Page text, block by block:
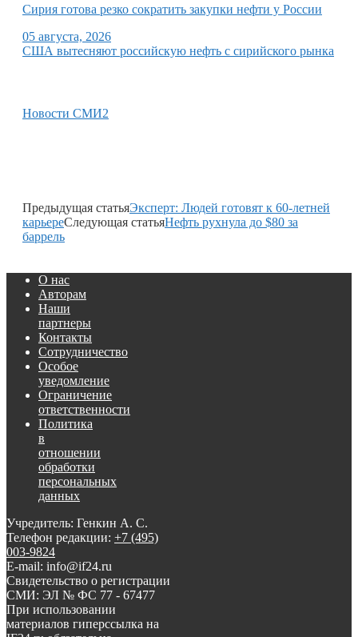
Сирия готова резко сократить закупки нефти у России
05 августа, 2026
США вытесняют российскую нефть с сирийского рынка
Новости СМИ2
Предыдущая статьяЭксперт: Людей готовят к 60-летней
карьереСледующая статьяНефть рухнула до $80 за
баррель
О нас
Авторам
Наши
партнеры
Контакты
Сотрудничество
Особое
уведомление
Ограничение
ответственности
Политика
в
отношении
обработки
персональных
данных
Учредитель: Генкин А. С.
Телефон редакции: +7 (495)
003-9824
E-mail: info@if24.ru
Свидетельство о регистрации
СМИ: ЭЛ № ФС 77 - 67477
При использовании
материалов гиперссылка на